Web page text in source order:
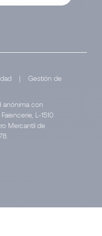
|
Gestión de
anónima con
L-1510
Mercantil de